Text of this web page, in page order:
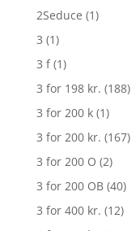
2Seduce (1)
3 (1)
3 f (1)
3 for 198 kr. (188)
3 for 200 k (1)
3 for 200 kr. (167)
3 for 200 O (2)
3 for 200 OB (40)
3 for 400 kr. (12)